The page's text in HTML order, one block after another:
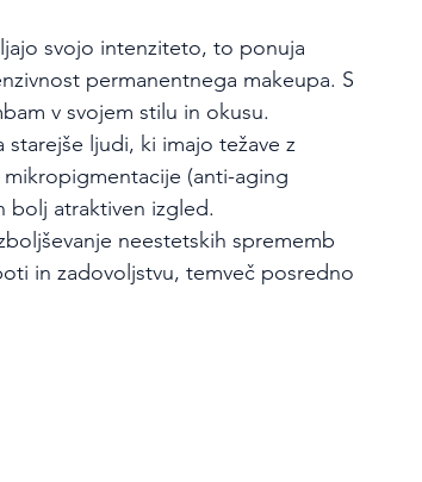
svojo intenziteto, to ponuja
permanentnega makeupa. S
v svojem stilu in okusu.
ljudi, ki imajo težave z
(anti-aging
atraktiven izgled.
neestetskih sprememb
in zadovoljstvu, temveč posredno